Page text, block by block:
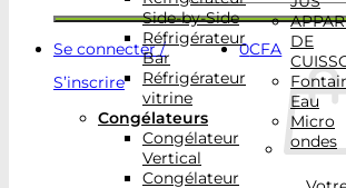
Se connecter /
S’inscrire
0CFA
Side-by-Side
Réfrigérateur
Bar
Réfrigérateur
vitrine
Congélateurs
Congélateur
Vertical
Congélateur
DE
Eau
Micro
ondes